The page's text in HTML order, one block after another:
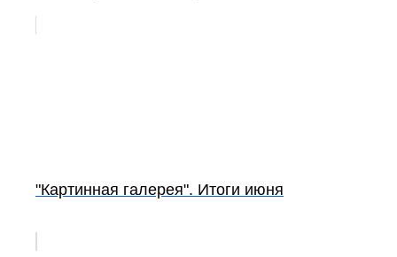
"Картинная галерея". Итоги июня